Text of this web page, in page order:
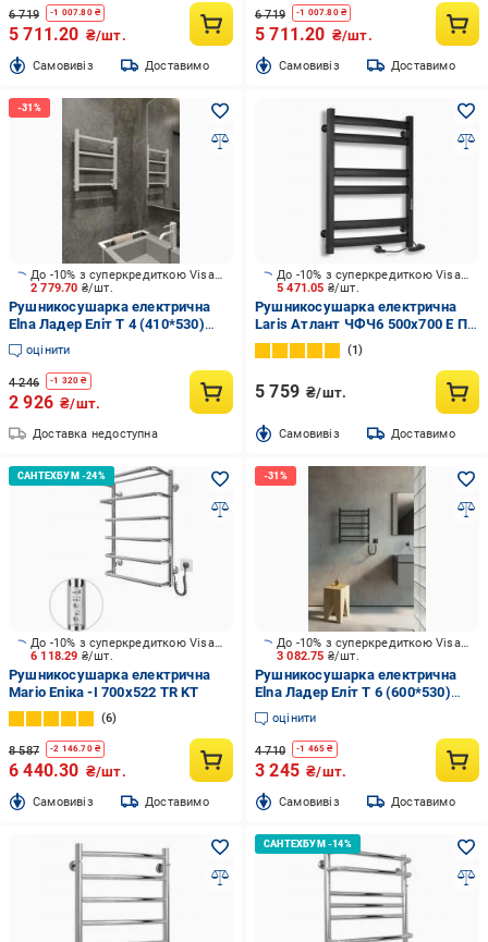
6 719 -1 007.80₴
5 711.20 ₴/шт.
Cамовивіз Доставимо
6 719 -1 007.80₴
5 711.20 ₴/шт.
Cамовивіз Доставимо
2 779.70 ₴/шт.
До -10% з суперкредиткою Visa Вигода
Рушникосушарка електрична
Elna Ладер Еліт Т 4 (410*530)
біла з діммером t new
оцінити
4 246 -1 320 ₴
2 926 ₴/шт.
Доставка недоступна
5 471.05 ₴/шт.
До -10% з суперкредиткою Visa Вигода
Рушникосушарка електрична
Laris Атлант ЧФЧ6 500х700 Е П
R3
1
5 759 ₴/шт.
Cамовивіз Доставимо
6 118.29 ₴/шт.
До -10% з суперкредиткою Visa Вигода
Рушникосушарка електрична
Mario Епіка -І 700х522 TR KT
6
8 587 -2 146.70₴
6 440.30 ₴/шт.
Cамовивіз Доставимо
3 082.75 ₴/шт.
До -10% з суперкредиткою Visa Вигода
Рушникосушарка електрична
Elna Ладер Еліт Т 6 (600*530)
чорна з програматором
температури
оцінити
4 710 -1 465 ₴
3 245 ₴/шт.
Cамовивіз Доставимо